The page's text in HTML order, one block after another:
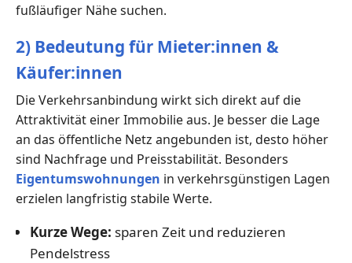
fußläufiger Nähe suchen.
2) Bedeutung für Mieter:innen &
Käufer:innen
Die Verkehrsanbindung wirkt sich direkt auf die
Attraktivität einer Immobilie aus. Je besser die Lage
an das öffentliche Netz angebunden ist, desto höher
sind Nachfrage und Preisstabilität. Besonders
Eigentumswohnungen in verkehrsgünstigen Lagen
erzielen langfristig stabile Werte.
Kurze Wege: sparen Zeit und reduzieren
Pendelstress